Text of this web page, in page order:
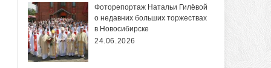
Фоторепортаж Натальи Гилёвой
о недавних больших торжествах
в Новосибирске
24.06.2026